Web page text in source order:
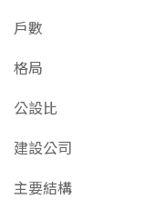
戶數
格局
公設比
建設公司
主要結構